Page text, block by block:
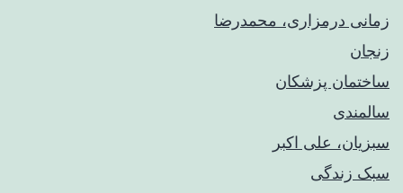
زمانی درمزاری، محمدرضا
زنجان
ساختمان پزشکان
سالمندی
سبزیان، علی اکبر
سبک زندگی